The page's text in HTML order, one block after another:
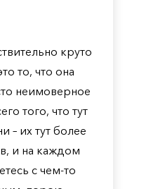
круто
то, что она
неимоверное
того, что тут
– их тут более
и на каждом
с чем-то